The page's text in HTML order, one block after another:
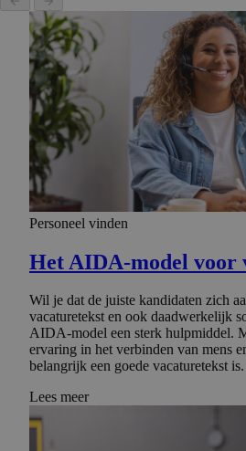
Personeel vinden
Het AIDA-model voor
Wil je dat de juiste kandidaten zich
vacaturetekst en ook daadwerkelijk
AIDA-model een sterk hulpmiddel.
ervaring in het verbinden van mens
belangrijk een goede vacaturetekst
Lees meer